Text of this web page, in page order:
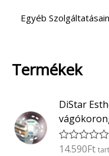
Egyéb
Termékek
DiStar
É14.590Ft